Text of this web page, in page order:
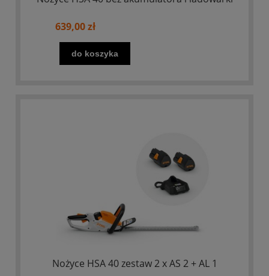
639,00 zł
do koszyka
Nożyce HSA 40 zestaw 2 x AS 2 + AL 1